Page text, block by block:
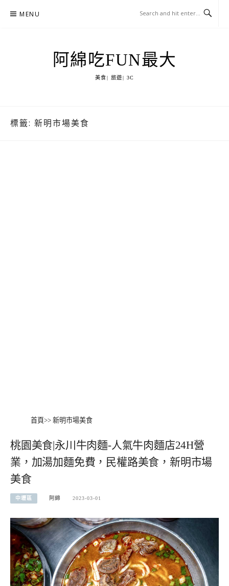
MENU
阿綿吃FUN最大
美食| 旅遊| 3C
標籤: 新明市場美食
首頁>> 新明市場美食
桃園美食|永川牛肉麵-人氣牛肉麵店24H營
業，加湯加麵免費，民權路美食，新明市場
美食
中壢區 阿綿 2023-03-01